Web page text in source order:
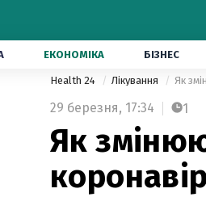
ЕКОНОМІКА БІЗНЕС
Health 24 Лікування Як
29 березня, 17:34 1
Як